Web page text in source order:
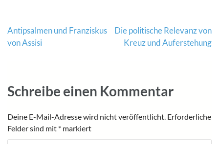
Beitragsnavigation
Antipsalmen und Franziskus
von Assisi
Die politische Relevanz von
Kreuz und Auferstehung
Schreibe einen Kommentar
Deine E-Mail-Adresse wird nicht veröffentlicht. Erforderliche
Felder sind mit * markiert